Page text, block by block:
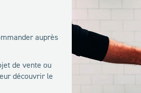
auprès
de vente ou
découvrir le